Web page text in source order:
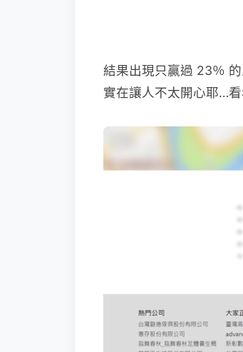
結果出現只贏過 23％
實在讓人不太開心耶…